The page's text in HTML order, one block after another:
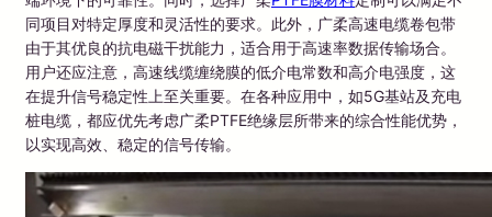
同项目对特定厚度和灵活性的要求。此外，广柔高速电缆卷包带
由于其优良的抗电磁干扰能力，适合用于高速率数据传输场合。
用户还应注意，高速线缆缠绕膜的低介电常数和高介电强度，这
在提升信号稳定性上至关重要。在各种应用中，如5G基站及充电
桩电缆，都应优先考虑广柔PTFE绝缘层所带来的综合性能优势，
以实现高效、稳定的信号传输。